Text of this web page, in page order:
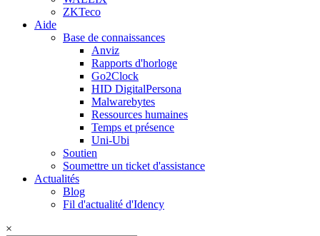
ZKTeco
Aide
Base de connaissances
Anviz
Rapports d'horloge
Go2Clock
HID DigitalPersona
Malwarebytes
Ressources humaines
Temps et présence
Uni-Ubi
Soutien
Soumettre un ticket d'assistance
Actualités
Blog
Fil d'actualité d'Idency
×